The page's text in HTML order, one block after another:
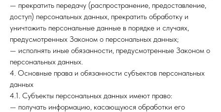
— прекратить передачу (распространение, предоставление,
доступ) персональных данных, прекратить обработку и
уничтожить персональные данные в порядке и случаях,
предусмотренных Законом о персональных данных;
— исполнять иные обязанности, предусмотренные Законом о
персональных данных.
4. Основные права и обязанности субъектов персональных
данных
4.1. Субъекты персональных данных имеют право:
— получать информацию, касающуюся обработки его